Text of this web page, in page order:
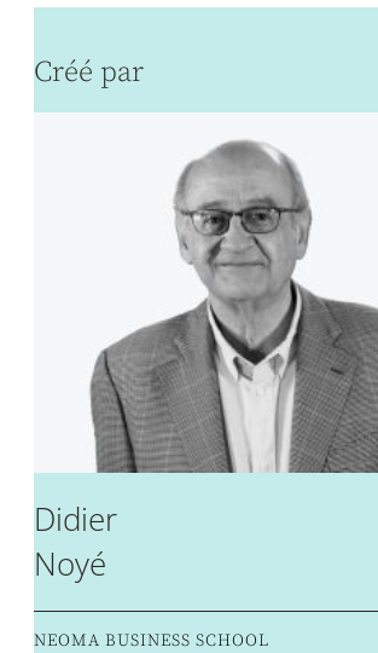
Créé par
Didier
Noyé
NEOMA BUSINESS SCHOOL